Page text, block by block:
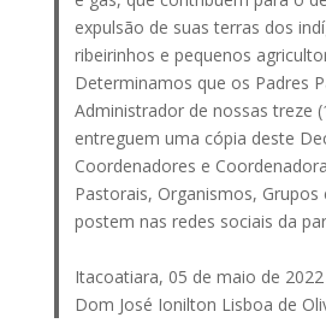
expulsão de suas terras dos
ribeirinhos e pequenos
Determinamos que os Padres
Administrador de nossas treze
entreguem uma cópia deste
Coordenadores e
Pastorais, Organismos,
postem nas redes sociais da
Itacoatiara, 05 de maio de 2022
Dom José Ionilton Lisboa de